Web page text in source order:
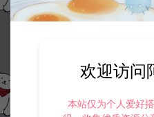
冷雨泽ღ 30
欢迎访问
本站仅为个人爱好